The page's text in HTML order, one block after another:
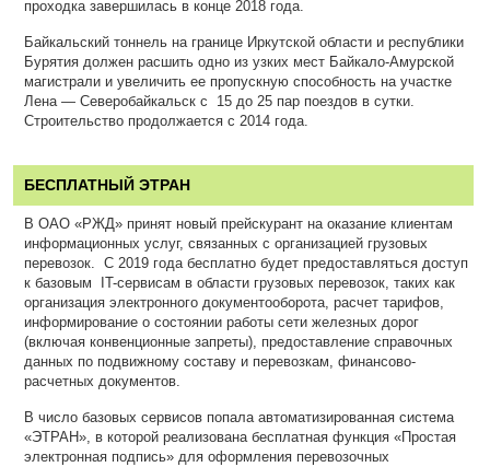
проходка завершилась в конце 2018 года.
Байкальский тоннель на границе Иркутской области и республики
Бурятия должен расшить одно из узких мест Байкало-Амурской
магистрали и увеличить ее пропускную способность на участке
Лена — Северобайкальск с 15 до 25 пар поездов в сутки.
Строительство продолжается с 2014 года.
БЕСПЛАТНЫЙ ЭТРАН
В ОАО «РЖД» принят новый прейскурант на оказание клиентам
информационных услуг, связанных с организацией грузовых
перевозок. С 2019 года бесплатно будет предоставляться доступ
к базовым IT-сервисам в области грузовых перевозок, таких как
организация электронного документооборота, расчет тарифов,
информирование о состоянии работы сети железных дорог
(включая конвенционные запреты), предоставление справочных
данных по подвижному составу и перевозкам, финансово-
расчетных документов.
В число базовых сервисов попала автоматизированная система
«ЭТРАН», в которой реализована бесплатная функция «Простая
электронная подпись» для оформления перевозочных